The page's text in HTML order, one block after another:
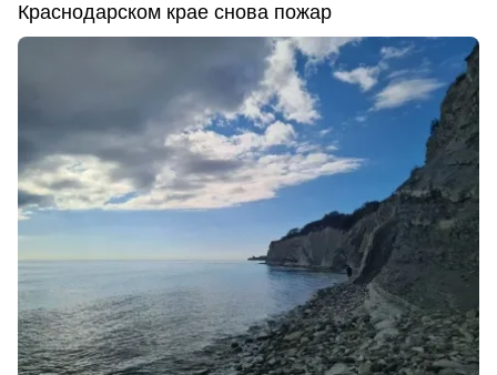
Краснодарском крае снова пожар